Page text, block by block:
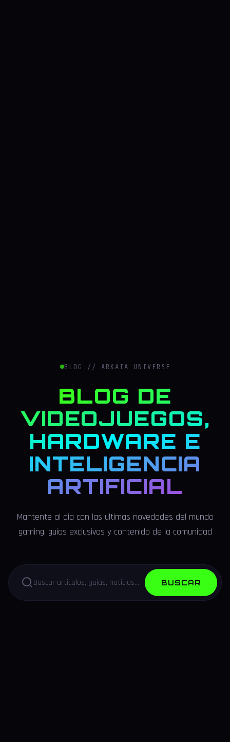
BLOG // ARKAIA UNIVERSE
BLOG DE
VIDEOJUEGOS,
HARDWARE E
INTELIGENCIA
ARTIFICIAL
Mantente al dia con las ultimas novedades del mundo
gaming, guias exclusivas y contenido de la comunidad
BUSCAR